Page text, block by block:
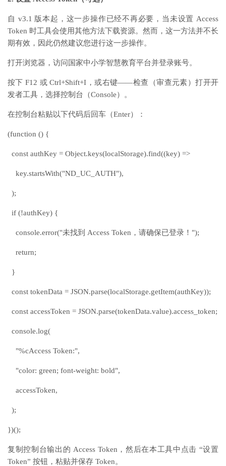
自 v3.1 版本起，这一步操作已经不再必要，当未设置 Access
Token 时工具会使用其他方法下载资源。然而，这一方法并不长
期有效，因此仍然建议您进行这一步操作。
打开浏览器，访问国家中小学智慧教育平台并登录账号。
按下 F12 或 Ctrl+Shift+I，或右键——检查（审查元素）打开开
发者工具，选择控制台（Console）。
在控制台粘贴以下代码后回车（Enter）：
(function () {
const authKey = Object.keys(localStorage).find((key) =>
key.startsWith("ND_UC_AUTH"),
);
if (!authKey) {
console.error("未找到 Access Token，请确保已登录！");
return;
}
const tokenData = JSON.parse(localStorage.getItem(authKey));
const accessToken = JSON.parse(tokenData.value).access_token;
console.log(
"%cAccess Token:",
"color: green; font-weight: bold",
accessToken,
);
})();
复制控制台输出的 Access Token，然后在本工具中点击 “设置
Token” 按钮，粘贴并保存 Token。